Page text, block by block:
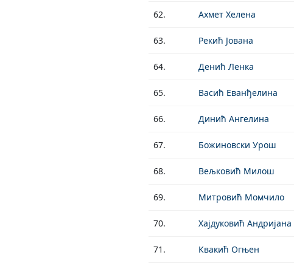
62. Ахмет Хелена
63. Рекић Јована
64. Денић Ленка
65. Васић Еванђелина
66. Динић Ангелина
67. Божиновски Урош
68. Вељковић Милош
69. Митровић Момчило
70. Хајдуковић Андријана
71. Квакић Огњен